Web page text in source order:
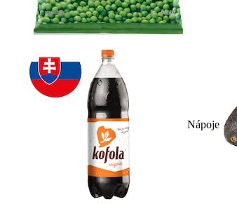
Nápoje